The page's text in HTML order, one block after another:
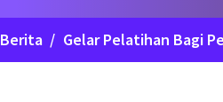
Berita/ Gelar Pelatihan Bagi